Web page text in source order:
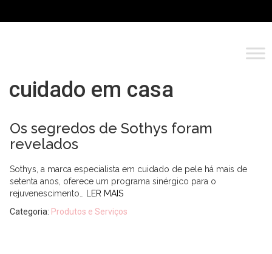
cuidado em casa
Os segredos de Sothys foram
revelados
Sothys, a marca especialista em cuidado de pele há mais de
setenta anos, oferece um programa sinérgico para o
rejuvenescimento…
LER MAIS
Categoria: Produtos e Serviços